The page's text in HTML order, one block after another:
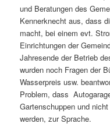
und Beratungen des
Kennerknecht aus, dass
macht, bei einem evt.
Einrichtungen der
Jahresende der Betrieb
wurden noch Fragen der
Wasserpreis usw.
Problem, dass
Gartenschuppen und
werden, zur Sprache.